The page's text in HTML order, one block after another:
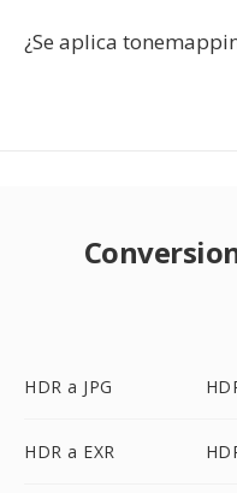
¿Se aplica
HDR a JPG
HDR a EXR